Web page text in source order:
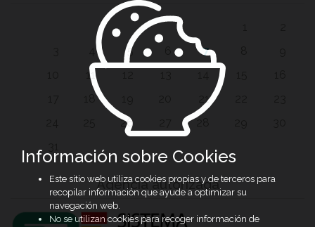
5 7
11
21
26 28
Agencia autorizada
Información sobre Cookies
Este sitio web utiliza cookies propias y de terceros para
recopilar información que ayude a optimizar su
navegación web.
No se utilizan cookies para recoger información de